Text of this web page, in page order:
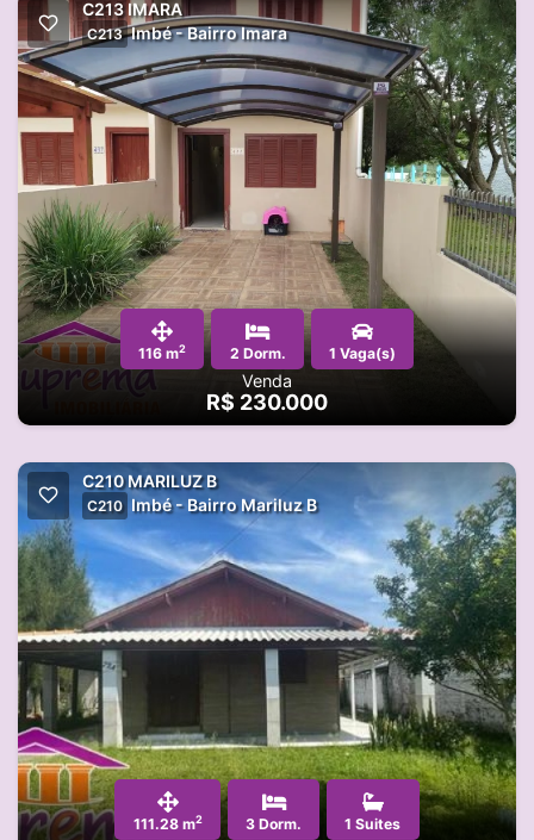
C213 IMARA
C213 Imbé - Bairro Imara
116 m2 2 Dorm. 1 Vaga(s)
Venda
R$ 230.000
C210 MARILUZ B
C210 Imbé - Bairro Mariluz B
111.28 m2 3 Dorm. 1 Suites